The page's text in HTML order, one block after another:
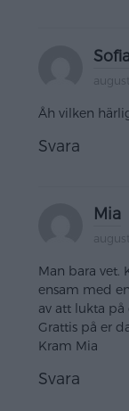
Åh vilken
Svara
Mia
Man bara vet.
ensam med
av att lukta på
Grattis på er
Kram Mia
Svara